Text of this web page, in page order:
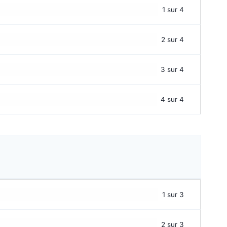
1 sur 4
2 sur 4
3 sur 4
4 sur 4
1 sur 3
2 sur 3